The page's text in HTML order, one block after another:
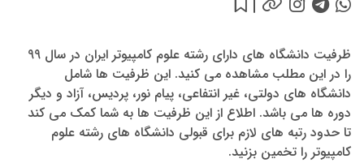
ظرفیت دانشگاه های دارای رشته علوم کامپیوتر ایران در سال 99
را در این مطلب مشاهده می کنید. این ظرفیت ها شامل
دانشگاه های دولتی، غیر انتفاعی، پیام نور، پردیس، آزاد و دیگر
دوره ها می باشد. اطلاع از این ظرفیت ها به شما کمک می کند
تا حدود رتبه های لازم برای قبولی دانشگاه های رشته علوم
کامپیوتر را تخمین بزنید.